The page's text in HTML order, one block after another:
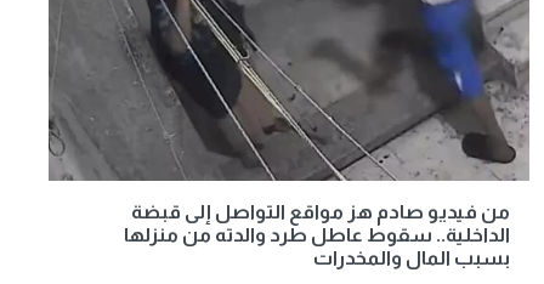
من فيديو صادم هز مواقع التواصل إلى قبضة
الداخلية.. سقوط عاطل طرد والدته من منزلها
بسبب المال والمخدرات